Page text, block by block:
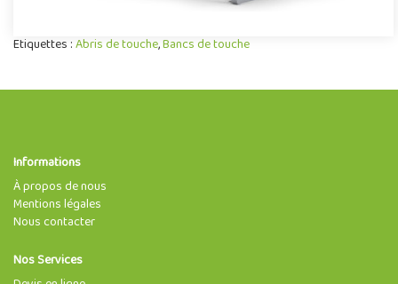
Etiquettes :Abris de touche,Bancs de touche
Informations
À propos de nous
Mentions légales
Nous contacter
Nos Services